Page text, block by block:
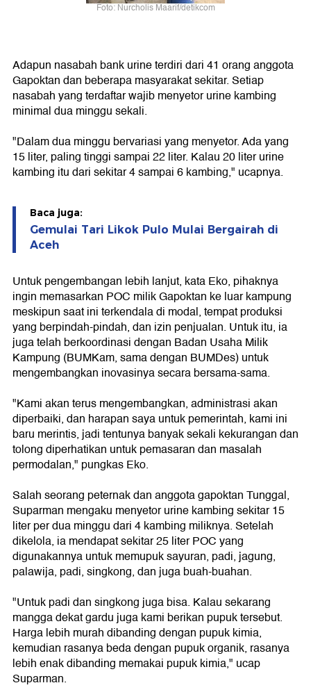
Foto: Nurcholis Maarif/detikcom
Adapun nasabah bank urine terdiri dari 41 orang anggota
Gapoktan dan beberapa masyarakat sekitar. Setiap
nasabah yang terdaftar wajib menyetor urine kambing
minimal dua minggu sekali.
"Dalam dua minggu bervariasi yang menyetor. Ada yang
15 liter, paling tinggi sampai 22 liter. Kalau 20 liter urine
kambing itu dari sekitar 4 sampai 6 kambing," ucapnya.
Baca juga:
Gemulai Tari Likok Pulo Mulai Bergairah di
Aceh
Untuk pengembangan lebih lanjut, kata Eko, pihaknya
ingin memasarkan POC milik Gapoktan ke luar kampung
meskipun saat ini terkendala di modal, tempat produksi
yang berpindah-pindah, dan izin penjualan. Untuk itu, ia
juga telah berkoordinasi dengan Badan Usaha Milik
Kampung (BUMKam, sama dengan BUMDes) untuk
mengembangkan inovasinya secara bersama-sama.
"Kami akan terus mengembangkan, administrasi akan
diperbaiki, dan harapan saya untuk pemerintah, kami ini
baru merintis, jadi tentunya banyak sekali kekurangan dan
tolong diperhatikan untuk pemasaran dan masalah
permodalan," pungkas Eko.
Salah seorang peternak dan anggota gapoktan Tunggal,
Suparman mengaku menyetor urine kambing sekitar 15
liter per dua minggu dari 4 kambing miliknya. Setelah
dikelola, ia mendapat sekitar 25 liter POC yang
digunakannya untuk memupuk sayuran, padi, jagung,
palawija, padi, singkong, dan juga buah-buahan.
"Untuk padi dan singkong juga bisa. Kalau sekarang
mangga dekat gardu juga kami berikan pupuk tersebut.
Harga lebih murah dibanding dengan pupuk kimia,
kemudian rasanya beda dengan pupuk organik, rasanya
lebih enak dibanding memakai pupuk kimia," ucap
Suparman.